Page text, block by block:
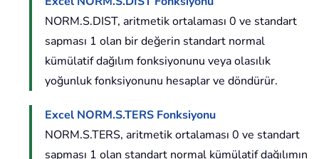
NORM.S.DIST, aritmetik ortalaması 0 ve standart
sapması 1 olan bir değerin standart normal
kümülatif dağılım fonksiyonunu veya olasılık
yoğunluk fonksiyonunu hesaplar ve döndürür.
Excel NORM.S.TERS Fonksiyonu
NORM.S.TERS, aritmetik ortalaması 0 ve standart
sapması 1 olan standart normal kümülatif dağılımın